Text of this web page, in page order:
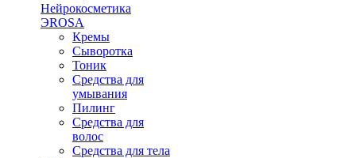
Нейрокосметика
ЭROSA
Кремы
Сыворотка
Тоник
Средства для
умывания
Пилинг
Средства для
волос
Средства для тела